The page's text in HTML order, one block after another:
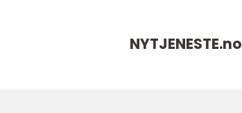
NYTJENESTE.no